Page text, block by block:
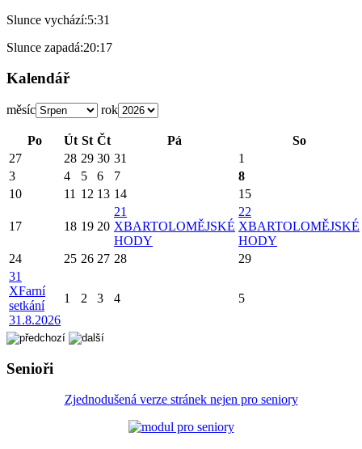
Slunce vychází:5:31
Slunce zapadá:20:17
Kalendář
měsíc rok
Po Út St Čt Pá
So
27
28 29 30 31
1
3
4 5 6 7
8
10
11 12 13 14 15
17 18 19 20
21
XBARTOLOMĚJSKÉ
HODY
22
XBARTOLOMĚJSKÉ
HODY
24
25 26 27 28
29
31
XFarní
setkání
31.8.2026
1 2 3 4 5
Senioři
Zjednodušená verze stránek nejen pro seniory